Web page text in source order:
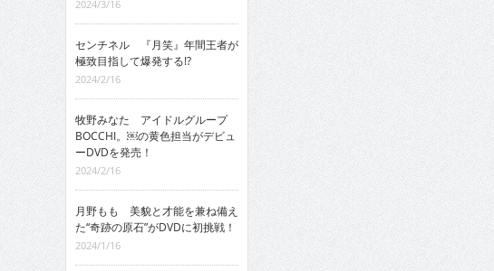
2024/3/16
センチネル 『月笑』年間王者が
極致目指して爆発する!?
2024/2/16
牧野みなた アイドルグループ
BOCCHI。￼の黄色担当がデビュ
ーDVDを発売！
2024/2/16
月野もも 美貌と才能を兼ね備え
た“奇跡の原石”がDVDに初挑戦！
2024/1/16